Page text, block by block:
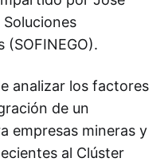
Soluciones
(SOFINEGO).
analizar los factores
de un
empresas mineras y
al Clúster